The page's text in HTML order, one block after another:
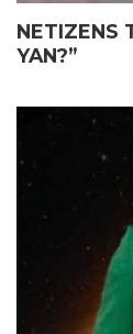
NETIZENS
YAN?”